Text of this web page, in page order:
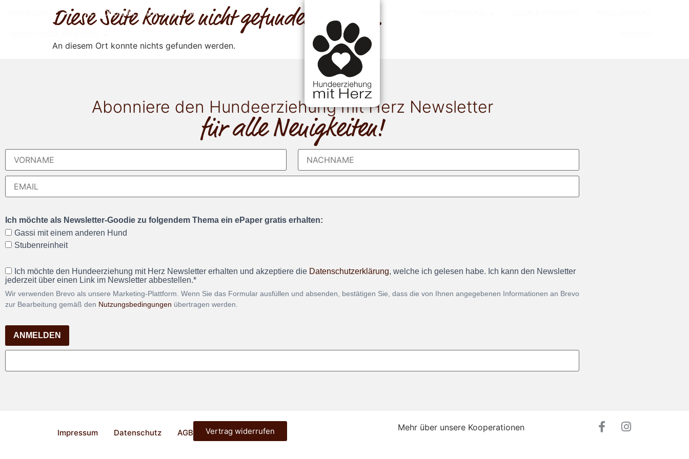
HUNDESCHULE PERSÖNLICHKEITSENTWICKLUNG
Diese Seite konnte nicht gefunden werden.
An diesem Ort konnte nichts gefunden werden.
Abonniere den Hundeerziehung mit Herz Newsletter
für alle Neuigkeiten!
Ich möchte als Newsletter-Goodie zu folgendem Thema ein ePaper gratis erhalten:
Gassi mit einem anderen Hund
Stubenreinheit
Ich möchte den Hundeerziehung mit Herz Newsletter erhalten und akzeptiere die Datenschutzerklärung, welche ich gelesen habe. Ich kann den Newsletter
jederzeit über einen Link im Newsletter abbestellen.*
Wir verwenden Brevo als unsere Marketing-Plattform. Wenn Sie das Formular ausfüllen und absenden, bestätigen Sie, dass die von Ihnen angegebenen Informationen an Brevo
zur Bearbeitung gemäß den Nutzungsbedingungen übertragen werden.
ANMELDEN
Impressum Datenschutz AGB Vertrag widerrufen Mehr über unsere Kooperationen